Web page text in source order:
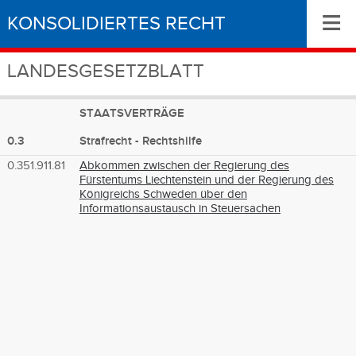
KONSOLIDIERTES RECHT
LANDESGESETZBLATT
≡
STAATSVERTRÄGE
0.3
Strafrecht - Rechtshilfe
0.351.911.81
Abkommen zwischen der Regierung des
Fürstentums Liechtenstein und der Regierung des
Königreichs Schweden über den
Informationsaustausch in Steuersachen